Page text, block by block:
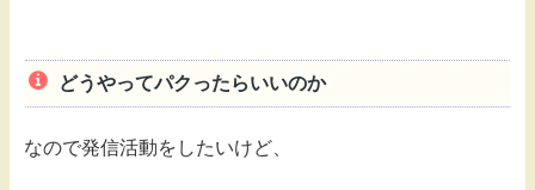
どうやってパクったらいいのか
なので発信活動をしたいけど、